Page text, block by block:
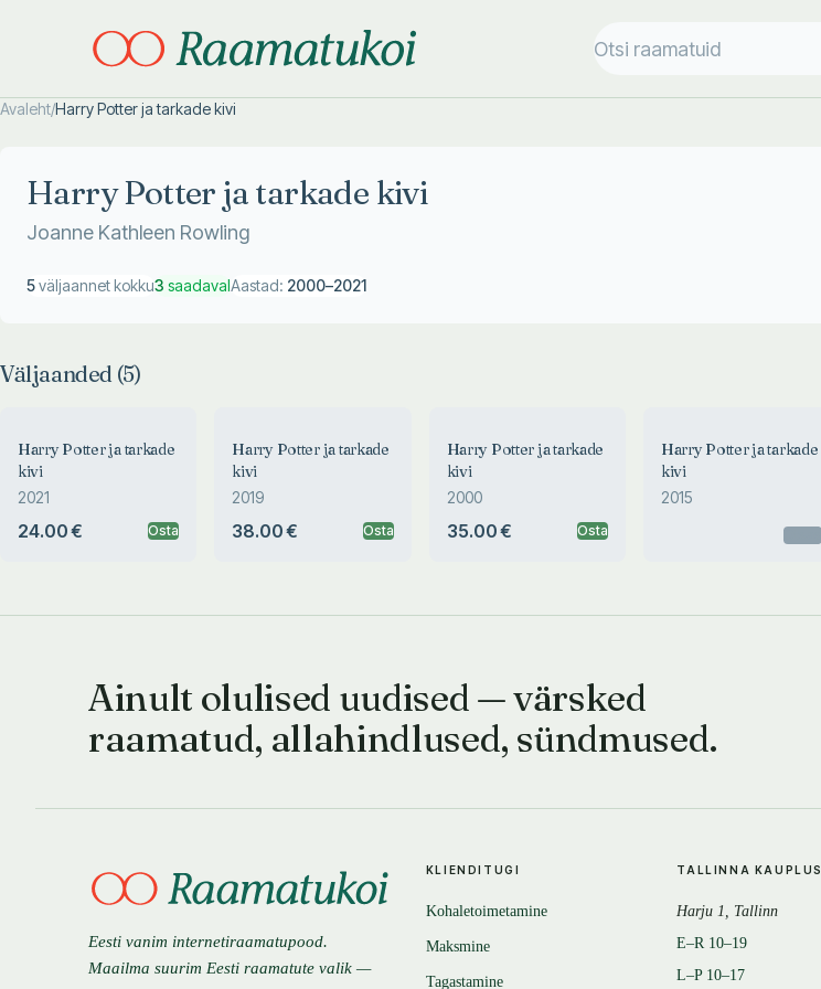
Avaleht/Harry Potter ja tarkade kivi
Harry Potter ja tarkade kivi
Joanne Kathleen Rowling
5väljaannet kokku3 saadavalAastad: 2000–2021
Väljaanded (5)
Harry Potter ja tarkade
kivi
2021
24.00 € Osta
Harry Potter ja tarkade
kivi
2019
38.00 € Osta
Harry Potter ja tarkade
kivi
2000
35.00 € Osta
Harry Potter ja tarkade
kivi
2015
Ainult olulised uudised — värsked
raamatud, allahindlused, sündmused.
Eesti vanim internetiraamatupood.
Maailma suurim Eesti raamatute valik —
KLIENDITUGI
Kohaletoimetamine
Maksmine
Tagastamine
TALLINNA KAUPLUS
Harju 1, Tallinn
E–R 10–19
L–P 10–17